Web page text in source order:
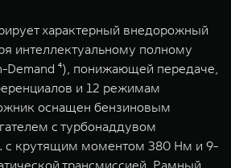
WEY 80
характерный внедорожный
интеллектуальному полному
Demand ⁴), понижающей передаче,
и 12 режимам
оснащен бензиновым
с турбонаддувом
с крутящим моментом 380 Нм и 9-
трансмиссией. Рамный